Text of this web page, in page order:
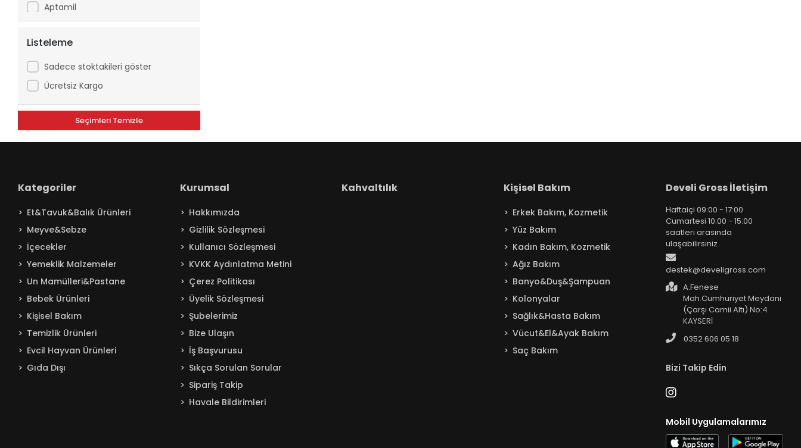
Aptamil
Ariel
Arko
Asperox
ASSE
ATILGAN
Avşar
Baby Turco
Badem
Bağdat
Bebelac
Beta
Beyaz
BEYPAZARI
Billur
Listeleme
Sadece stoktakileri göster
Ücretsiz Kargo
Seçimleri Temizle
Kategoriler
Et&Tavuk&Balık Ürünleri
Meyve&Sebze
İçecekler
Yemeklik Malzemeler
Un Mamülleri&Pastane
Bebek Ürünleri
Kişisel Bakım
Temizlik Ürünleri
Evcil Hayvan Ürünleri
Gıda Dışı
Kurumsal
Hakkımızda
Gizlilik Sözleşmesi
Kullanıcı Sözleşmesi
KVKK Aydınlatma Metini
Çerez Politikası
Üyelik Sözleşmesi
Şubelerimiz
Bize Ulaşın
İş Başvurusu
Sıkça Sorulan Sorular
Sipariş Takip
Havale Bildirimleri
Kahvaltılık Kişisel Bakım
Erkek Bakım, Kozmetik
Yüz Bakım
Kadın Bakım, Kozmetik
Ağız Bakım
Banyo&Duş&Şampuan
Kolonyalar
Sağlık&Hasta Bakım
Vücut&El&Ayak Bakım
Saç Bakım
Develi Gross İletişim
Haftaiçi 09:00 - 17:00
Cumartesi 10:00 - 15:00
saatleri arasında
ulaşabilirsiniz.
destek@develigross.com
A.Fenese
Mah.Cumhuriyet Meydanı
(Çarşı Camii Altı) No:4
KAYSERİ
0352 606 05 18
Bizi Takip Edin
Mobil Uygulamalarımız